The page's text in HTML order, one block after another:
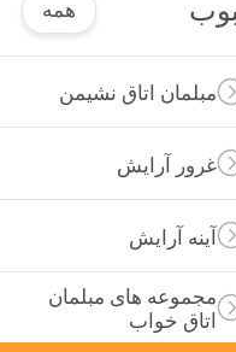
همه
مبلمان اتاق نشیمن
غرور آرایش
آینه آرایش
مجموعه های مبلمان
اتاق خواب